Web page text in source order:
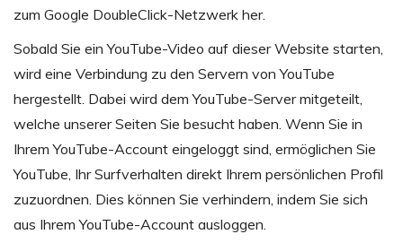
zum Google DoubleClick-Netzwerk her.
Sobald Sie ein YouTube-Video auf dieser Website starten,
wird eine Verbindung zu den Servern von YouTube
hergestellt. Dabei wird dem YouTube-Server mitgeteilt,
welche unserer Seiten Sie besucht haben. Wenn Sie in
Ihrem YouTube-Account eingeloggt sind, ermöglichen Sie
YouTube, Ihr Surfverhalten direkt Ihrem persönlichen Profil
zuzuordnen. Dies können Sie verhindern, indem Sie sich
aus Ihrem YouTube-Account ausloggen.